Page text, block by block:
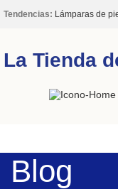
Tendencias: Lámparas de
La Tienda
Blog